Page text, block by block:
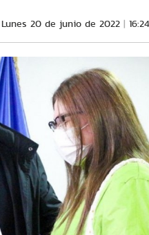
Lunes 20 de junio de 2022